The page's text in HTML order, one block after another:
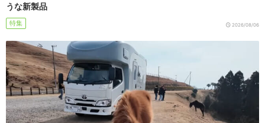
うな新製品
特集 2026/08/06